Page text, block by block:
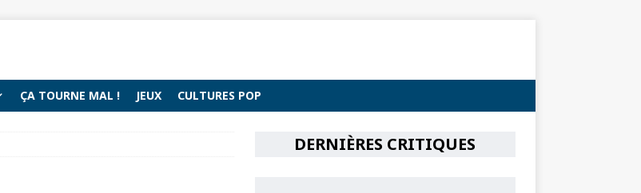
ÇA TOURNE MAL ! JEUX CULTURES POP
DERNIÈRES CRITIQUES